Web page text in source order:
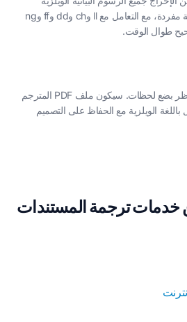
المقدمة كوحدات إملائية مفردة، مع التعامل مع ll وch وdd وff وng
انقر فوق "ترجمة" وانتظر بضع لحظات. سيكون ملف PDF المترجم
الويلزية مع الحفاظ على التصميم
خدمات ترجمة المستندات